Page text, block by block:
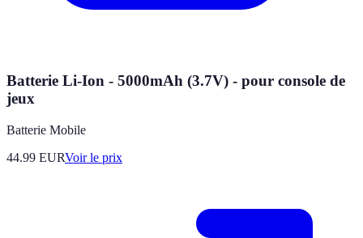
Batterie Li-Ion - 5000mAh (3.7V) - pour console de
jeux
Batterie Mobile
44.99 EURVoir le prix